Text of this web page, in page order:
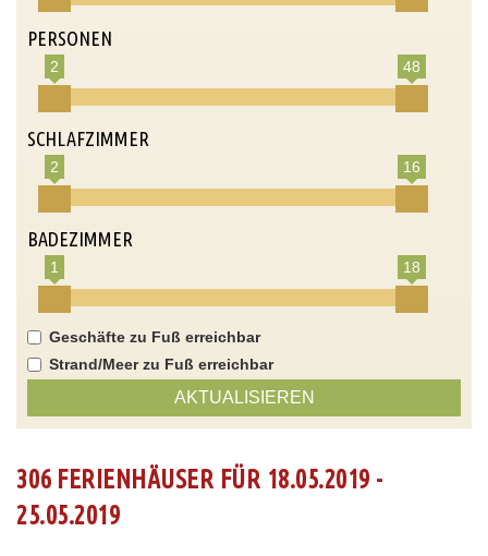
PERSONEN
2 48
SCHLAFZIMMER
2 16
BADEZIMMER
1 18
Geschäfte zu Fuß erreichbar
Strand/Meer zu Fuß erreichbar
AKTUALISIEREN
306 FERIENHÄUSER FÜR 18.05.2019 -
25.05.2019